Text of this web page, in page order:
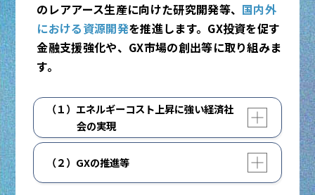
水産業の強靱化を図るため、激変する海洋環境
に対応した資源調査・評価を推進するととも
に、スマート水産業の推進や担い手の確保・育
成等を支援します。
農林水産省HP：食料・農業・農村基本計画
農林水産省HP：令和7年度農林水産関係補正
予算の概要
農林水産省HP：令和7年総合経済対策
のレアアース生産に向けた研究開発等、 国内外
における資源開発を推進します。GX投資を促す
金融支援強化や、GX市場の創出等に取り組みま
す。
（１）エネルギーコスト上昇に強い経済社
会の実現
開く
閉じる
原子力発電については、安全性の確保を大前提
に、原子力規制委員会による審査・検査を踏ま
え、立地自治体等関係者の理解を得た原子炉の
（２）GXの推進等